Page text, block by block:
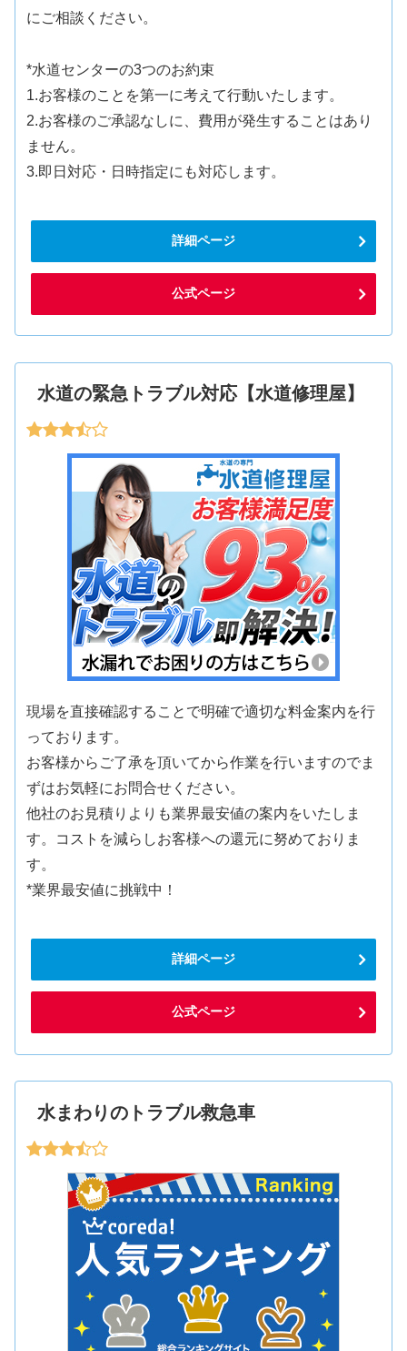
にご相談ください。
*水道センターの3つのお約束
1.お客様のことを第一に考えて行動いたします。
2.お客様のご承認なしに、費用が発生することはあり
ません。
3.即日対応・日時指定にも対応します。
詳細ページ
公式ページ
水道の緊急トラブル対応【水道修理屋】
現場を直接確認することで明確で適切な料金案内を行
っております。
お客様からご了承を頂いてから作業を行いますのでま
ずはお気軽にお問合せください。
他社のお見積りよりも業界最安値の案内をいたしま
す。コストを減らしお客様への還元に努めておりま
す。
*業界最安値に挑戦中！
詳細ページ
公式ページ
水まわりのトラブル救急車